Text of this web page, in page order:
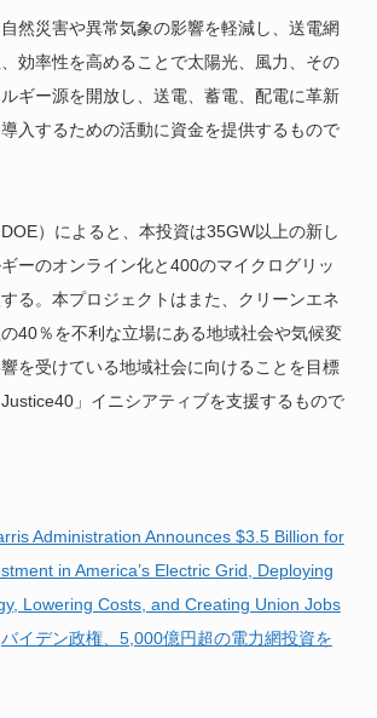
然災害や異常気象の影響を軽減し、送電網
効率性を高めることで太陽光、風力、その
ギー源を開放し、送電、蓄電、配電に革新
入するための活動に資金を提供するもので
）によると、本投資は35GW以上の新し
ーのオンライン化と400のマイクログリッ
る。本プロジェクトはまた、クリーンエネ
40％を不利な立場にある地域社会や気候変
を受けている地域社会に向けることを目標
」イニシアティブを支援するもので
Administration Announces $3.5 Billion for
in America’s Electric Grid, Deploying
Lowering Costs, and Creating Union Jobs
バイデン政権、5,000億円超の電力網投資を